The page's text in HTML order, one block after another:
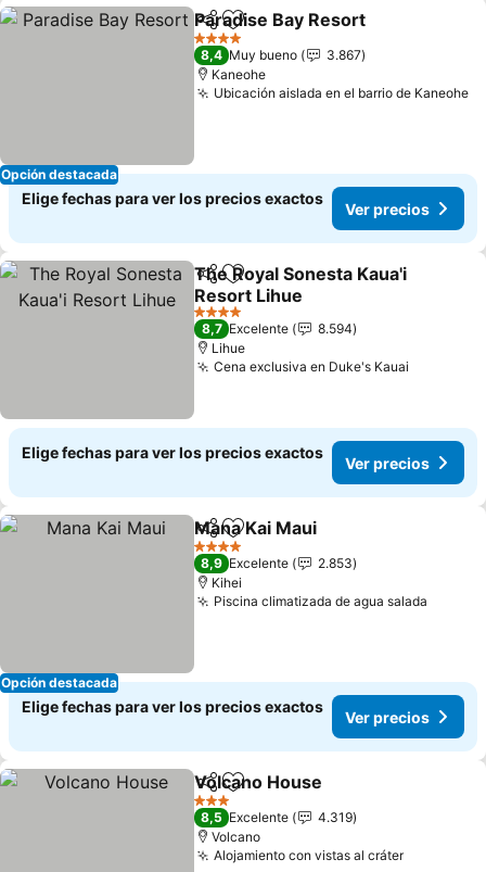
Opción destacada
CompartirAgregar a favoritos
Paradise Bay Resort
4 Estrellas
8,4 Muy bueno
3.867
Kaneohe
Ubicación aislada en el barrio de Kaneohe
Elige fechas para ver los precios exactos
Ver precios
Compartir
Agregar a favoritos
The Royal Sonesta Kaua'i
Resort Lihue
4 Estrellas
8,7 Excelente
8.594
Lihue
Cena exclusiva en Duke's Kauai
Elige fechas para ver los precios exactos
Ver precios
Opción destacada
CompartirAgregar a favoritos
Mana Kai Maui
4 Estrellas
8,9 Excelente
2.853
Kihei
Piscina climatizada de agua salada
Elige fechas para ver los precios exactos
Ver precios
CompartirAgregar a favoritos
Volcano House
3 Estrellas
8,5 Excelente
4.319
Volcano
Alojamiento con vistas al cráter